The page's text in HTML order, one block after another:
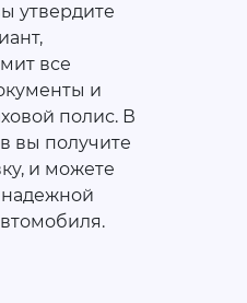
утвердите
все
и
полис. В
вы получите
и можете